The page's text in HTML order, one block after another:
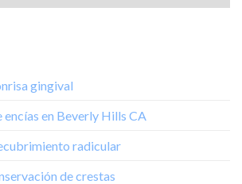
gingival
en Beverly Hills CA
radicular
de crestas